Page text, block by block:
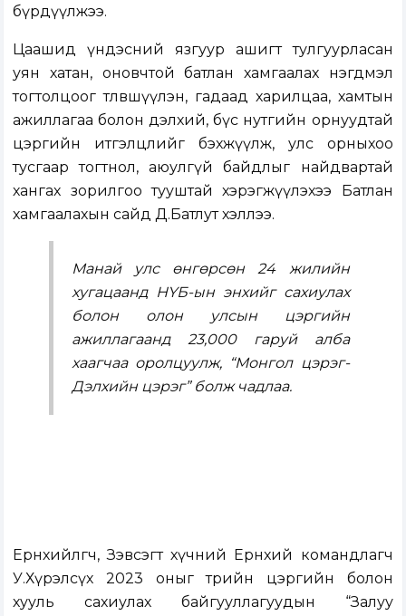
бүрдүүлжээ.
Цаашид үндэсний язгуур ашигт тулгуурласан
уян хатан, оновчтой батлан хамгаалах нэгдмэл
тогтолцоог төлөвшүүлэн, гадаад харилцаа, хамтын
ажиллагаа болон дэлхий, бүс нутгийн орнуудтай
цэргийн итгэлцлийг бэхжүүлж, улс орныхоо
тусгаар тогтнол, аюулгүй байдлыг найдвартай
хангах зорилгоо тууштай хэрэгжүүлэхээ Батлан
хамгаалахын сайд Д.Батлут хэллээ.
Манай улс өнгөрсөн 24 жилийн
хугацаанд НҮБ-ын энхийг сахиулах
болон олон улсын цэргийн
ажиллагаанд 23,000 гаруй алба
хаагчаа оролцуулж, “Монгол цэрэг-
Дэлхийн цэрэг” болж чадлаа.
Ерөнхийлөгч, Зэвсэгт хүчний Ерөнхий командлагч
У.Хүрэлсүх 2023 оныг төрийн цэргийн болон
хууль сахиулах байгууллагуудын “Залуу